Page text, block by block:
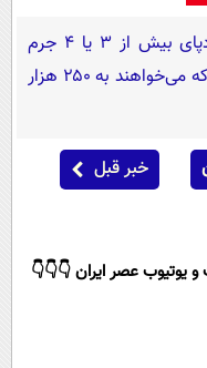
گفته‌های یک روحانی تندرو و ردپای بیش از ۳ یا ۴ جرم
جدی امنیتی و کیفری / آن‌هایی که می‌خواهند به ۲۵۰ هزار
خبر قبل
و یوتیوب عصر ایران 👇👇👇